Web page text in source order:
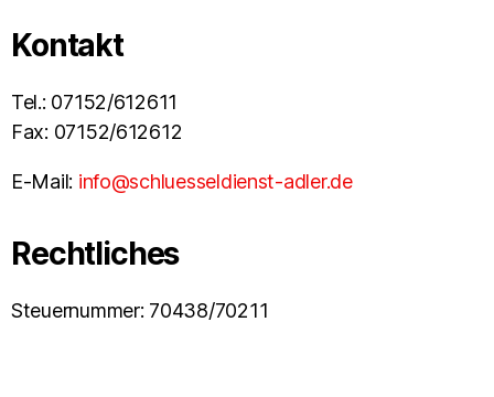
Kontakt
Tel.: 07152/612611
Fax: 07152/612612
E-Mail: info@schluesseldienst-adler.de
Rechtliches
Steuernummer: 70438/70211